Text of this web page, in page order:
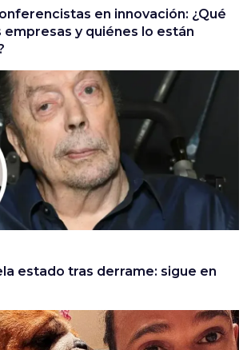
en innovación: ¿Qué
empresas y quiénes lo están
estado tras derrame: sigue en